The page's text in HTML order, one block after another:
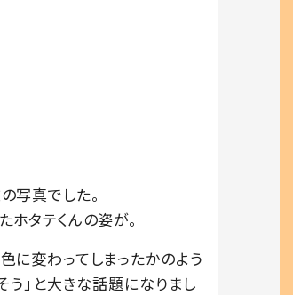
写真でした。
タテくんの姿が。
に変わってしまったかのよう
う」と大きな話題になりまし